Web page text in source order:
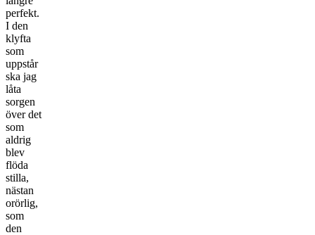
perfekt.
I den
klyfta
som
uppstår
ska jag
låta
sorgen
över det
som
aldrig
blev
flöda
stilla,
nästan
orörlig,
som
den